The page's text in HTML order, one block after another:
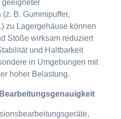
geeigneter
B. Gummipuffer,
zu Lagergehäuse können
Stöße wirksam reduziert
und Haltbarkeit
in Umgebungen mit
hoher Belastung.